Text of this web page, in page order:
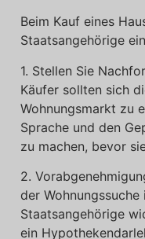
Beim Kauf eines
Staatsangehörige
1. Stellen Sie
Käufer sollten sich
Wohnungsmarkt zu
Sprache und den
zu machen, bevor
2.
der
Staatsangehörige
ein